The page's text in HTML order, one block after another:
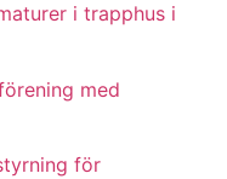
i trapphus i
med
för